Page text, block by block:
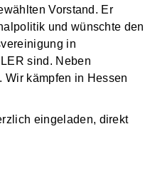
Vorstand. Er
und wünschte den
in
sind. Neben
kämpfen in Hessen
eingeladen, direkt